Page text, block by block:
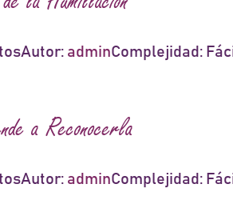
Autor: adminComplejidad:
a Reconocerla
Autor: adminComplejidad: